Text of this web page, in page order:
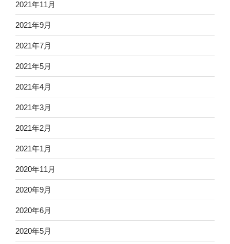
2021年11月
2021年9月
2021年7月
2021年5月
2021年4月
2021年3月
2021年2月
2021年1月
2020年11月
2020年9月
2020年6月
2020年5月